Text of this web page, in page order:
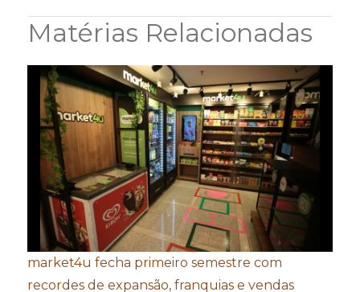
Matérias Relacionadas
market4u fecha primeiro semestre com
recordes de expansão, franquias e vendas